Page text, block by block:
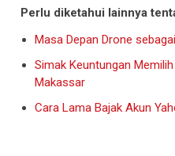
Perlu diketahui lainnya
Masa Depan Drone
Simak Keuntungan
Makassar
Cara Lama Bajak Akun